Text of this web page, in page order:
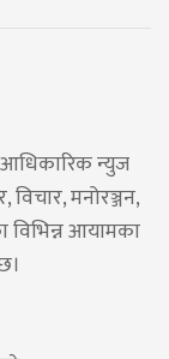
आधिकारिक न्युज
विचार, मनोरञ्जन,
विभिन्न आयामका